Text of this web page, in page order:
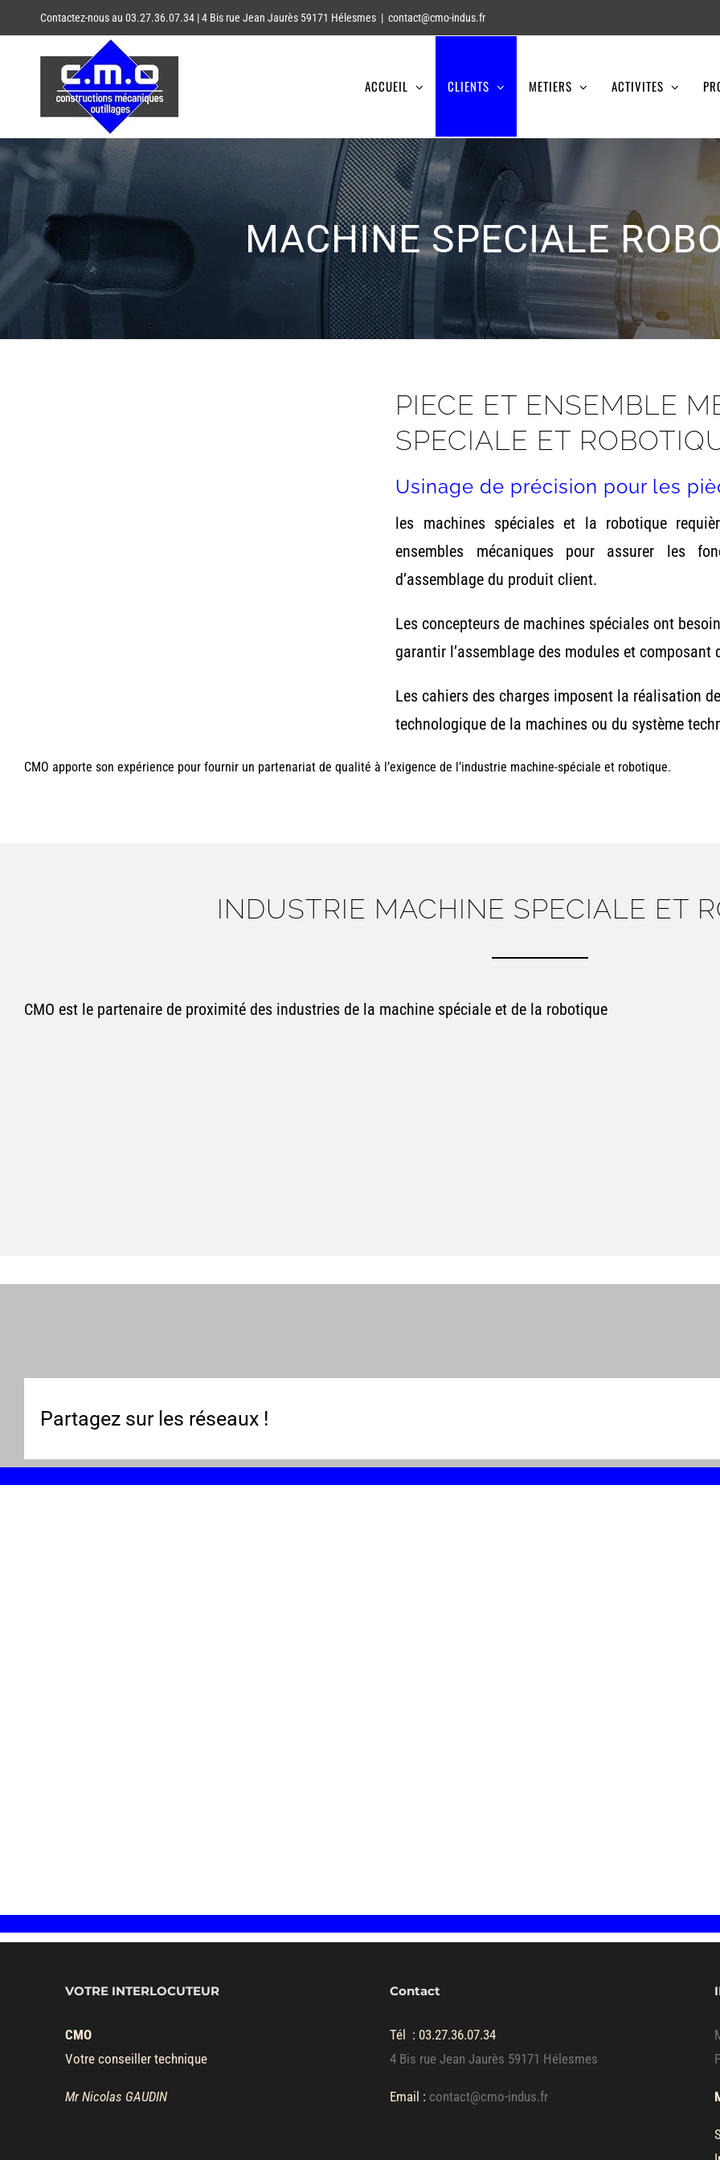
au
contenu
Contactez-nous au 03.27.36.07.34 | 4 Bis rue Jean Jaurès 59171 Hélesmes | contact@cmo-indus.fr
ACCUEIL CLIENTS METIERS ACTIVITES
MACHINE SPECIALE
PIECE ET ENSEMBLE
SPECIALE ET
Usinage de précision pour les
les machines spéciales et la robotique
ensembles mécaniques pour assurer les
d’assemblage du produit client.
Les concepteurs de machines spéciales ont
garantir l’assemblage des modules et composant
Les cahiers des charges imposent la réalisation
technologique de la machines ou du système
CMO apporte son expérience pour fournir un partenariat de qualité à l’exigence de l’industrie machine-spéciale et robotique.
INDUSTRIE MACHINE SPECIALE ET
CMO est le partenaire de proximité des industries de la machine spéciale et de la robotique
Partagez sur les réseaux !
VOTRE INTERLOCUTEUR
CMO
Votre conseiller technique
Mr Nicolas GAUDIN
Contact
Tél : 03.27.36.07.34
4 Bis rue Jean Jaurès 59171 Hélesmes
Email : contact@cmo-indus.fr